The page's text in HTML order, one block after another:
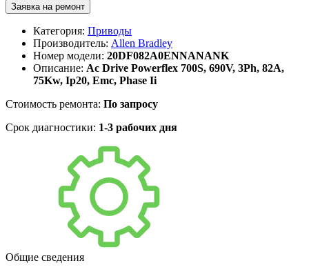
Заявка на ремонт
Категория: Приводы
Производитель: Allen Bradley
Номер модели: 20DF082A0ENNANANK
Описание: Ac Drive Powerflex 700S, 690V, 3Ph, 82A,
75Kw, Ip20, Emc, Phase Ii
Стоимость ремонта: По запросу
Срок диагностики: 1-3 рабочих дня
Общие сведения